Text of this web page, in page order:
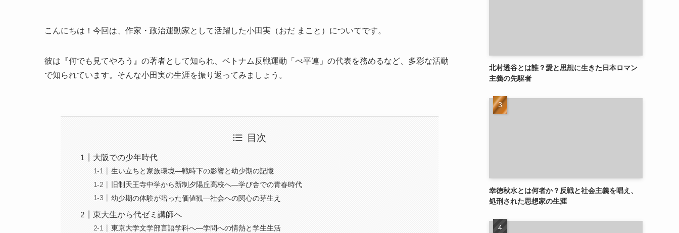
こんにちは！今回は、作家・政治運動家として活躍した小田実（おだ まこと）についてです。
彼は『何でも見てやろう』の著者として知られ、ベトナム反戦運動「べ平連」の代表を務めるなど、多彩な活動
で知られています。そんな小田実の生涯を振り返ってみましょう。
目次
大阪での少年時代
生い立ちと家族環境―戦時下の影響と幼少期の記憶
旧制天王寺中学から新制夕陽丘高校へ―学び舎での青春時代
幼少期の体験が培った価値観―社会への関心の芽生え
東大生から代ゼミ講師へ
東京大学文学部言語学科へ―学問への情熱と学生生活
北村透谷とは誰？愛と思想に生きた日本ロマン
主義の先駆者
幸徳秋水とは何者か？反戦と社会主義を唱え、
処刑された思想家の生涯